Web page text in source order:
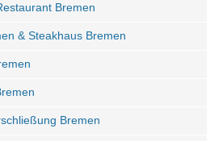
Bremen
& Steakhaus Bremen
Bremen